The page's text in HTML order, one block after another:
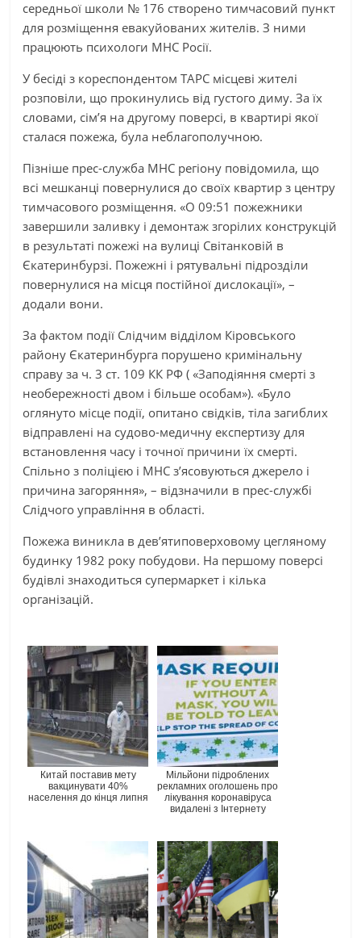
середньої школи № 176 створено тимчасовий пункт
для розміщення евакуйованих жителів. З ними
працюють психологи МНС Росії.
У бесіді з кореспондентом ТАРС місцеві жителі
розповіли, що прокинулись від густого диму. За їх
словами, сім’я на другому поверсі, в квартирі якої
сталася пожежа, була неблагополучною.
Пізніше прес-служба МНС регіону повідомила, що
всі мешканці повернулися до своїх квартир з центру
тимчасового розміщення. «О 09:51 пожежники
завершили заливку і демонтаж згорілих конструкцій
в результаті пожежі на вулиці Світанковій в
Єкатеринбурзі. Пожежні і рятувальні підрозділи
повернулися на місця постійної дислокації», –
додали вони.
За фактом події Слідчим відділом Кіровського
району Єкатеринбурга порушено кримінальну
справу за ч. 3 ст. 109 КК РФ ( «Заподіяння смерті з
необережності двом і більше особам»). «Було
оглянуто місце події, опитано свідків, тіла загиблих
відправлені на судово-медичну експертизу для
встановлення часу і точної причини їх смерті.
Спільно з поліцією і МНС з’ясовуються джерело і
причина загоряння», – відзначили в прес-службі
Слідчого управління в області.
Пожежа виникла в дев’ятиповерховому цегляному
будинку 1982 року побудови. На першому поверсі
будівлі знаходиться супермаркет і кілька
організацій.
Китай поставив мету
вакцинувати 40%
населення до кінця липня
Мільйони підроблених
рекламних оголошень про
лікування коронавіруса
видалені з Інтернету